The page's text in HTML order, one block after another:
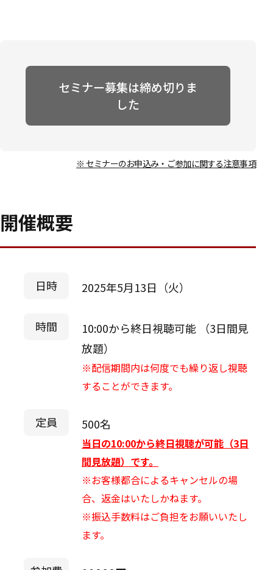
セミナー募集は締め切りま
した
※ セミナーのお申込み・ご参加に関する注意事項
開催概要
日時 2025年5月13日（火）
時間
10:00から終日視聴可能 （3日間見
放題）
※配信期間内は何度でも繰り返し視聴
することができます。
定員 500名
当日の10:00から終日視聴が可能（3日
間見放題）です。
※お客様都合によるキャンセルの場
合、返金はいたしかねます。
※振込手数料はご負担をお願いいたし
ます。